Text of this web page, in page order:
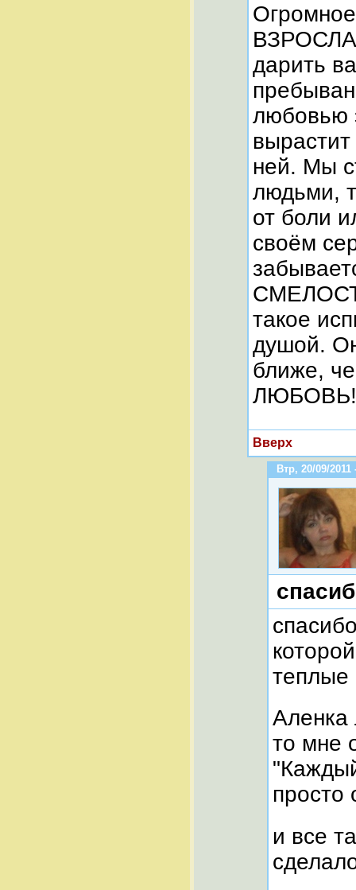
дарить
любовью
ней. Мы
людьми,
от боли
своём
такое
душой.
ближе,
ЛЮБОВЬ!
Вверх
Втр, 20/09/2011
теплые
Аленка
то мне
просто
и все